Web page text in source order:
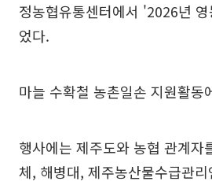
정농협유통센터에서 '2026년
었다.
마늘 수확철 농촌일손 지원활동
행사에는 제주도와 농협 관계자
체, 해병대, 제주농산물수급관